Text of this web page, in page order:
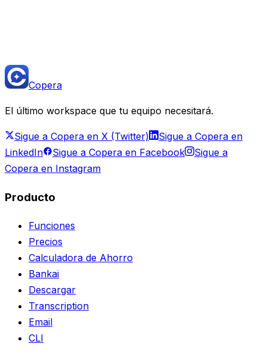
Copera
El último workspace que tu equipo necesitará.
Sigue a Copera en X (Twitter)
Sigue a Copera en
LinkedIn
Sigue a Copera en Facebook
Sigue a
Copera en Instagram
Producto
Funciones
Precios
Calculadora de Ahorro
Bankai
Descargar
Transcription
Email
CLI